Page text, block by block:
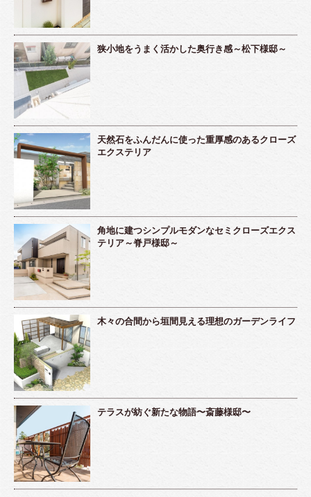
狭小地をうまく活かした奥行き感～松下様邸～
天然石をふんだんに使った重厚感のあるクローズ
エクステリア
角地に建つシンプルモダンなセミクローズエクス
テリア～脊戸様邸～
木々の合間から垣間見える理想のガーデンライフ
テラスが紡ぐ新たな物語〜斎藤様邸〜